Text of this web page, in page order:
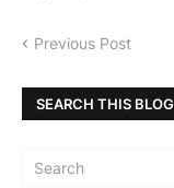
Previous Post
SEARCH THIS BLOG